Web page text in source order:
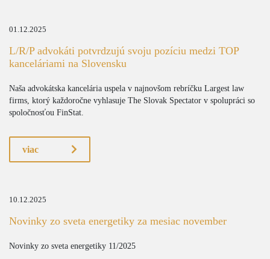
01.12.2025
L/R/P advokáti potvrdzujú svoju pozíciu medzi TOP
kanceláriami na Slovensku
Naša advokátska kancelária uspela v najnovšom rebríčku Largest law
firms, ktorý každoročne vyhlasuje The Slovak Spectator v spolupráci so
spoločnosťou FinStat.
viac
10.12.2025
Novinky zo sveta energetiky za mesiac november
Novinky zo sveta energetiky 11/2025